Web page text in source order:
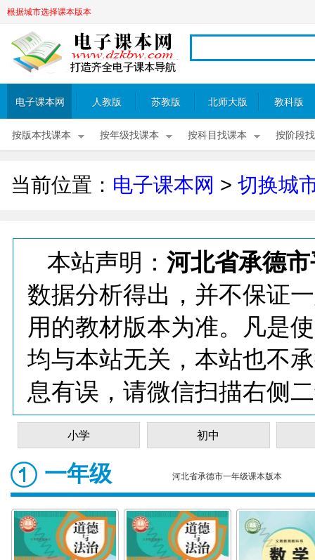
根据城市选择课本版本
电子课本网 人教版 苏教版 北师大版 教科版
按版本找课本 按年级找课本 按科目找课本 按阶段
当前位置： 电子课本网 > 切换城
本站声明： 河北省承德
数据分析得出，并不保证
用的教材版本为准。凡是
均与本站无关，本站也不
息有误，请微信扫描右侧
小学 初中
一年级 河北省承德市一年级课本版本